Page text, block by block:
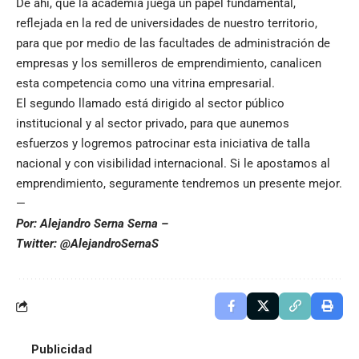
De ahí, que la academia juega un papel fundamental,
reflejada en la red de universidades de nuestro territorio,
para que por medio de las facultades de administración de
empresas y los semilleros de emprendimiento, canalicen
esta competencia como una vitrina empresarial.
El segundo llamado está dirigido al sector público
institucional y al sector privado, para que aunemos
esfuerzos y logremos patrocinar esta iniciativa de talla
nacional y con visibilidad internacional. Si le apostamos al
emprendimiento, seguramente tendremos un presente mejor.
—
Por: Alejandro Serna Serna –
Twitter: @AlejandroSernaS
Publicidad